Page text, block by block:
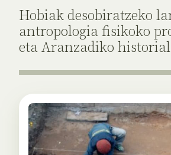
Hobiak desobiratzeko
antropologia fisikoko
eta Aranzadiko